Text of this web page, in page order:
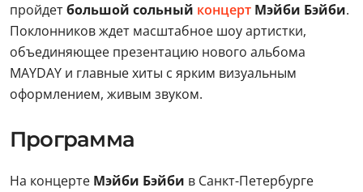
пройдетбольшой сольный концерт Мэйби Бэйби.
Поклонников ждет масштабное шоу артистки,
объединяющее презентацию нового альбома
MAYDAY и главные хиты с ярким визуальным
оформлением, живым звуком.
Программа
На концерте Мэйби Бэйби в Санкт-Петербурге